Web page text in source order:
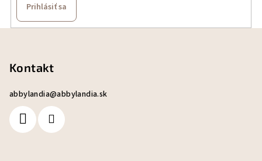
Prihlásiť sa
Kontakt
abbylandia@abbylandia.sk